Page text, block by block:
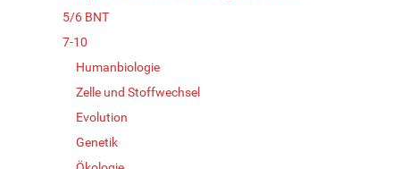
5/6 BNT
7-10
Humanbiologie
Zelle und Stoffwechsel
Evolution
Genetik